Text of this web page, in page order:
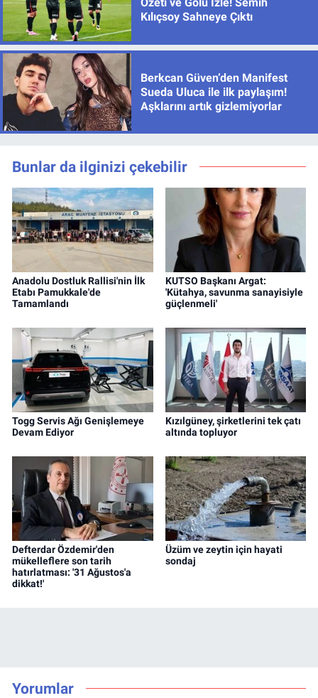
Kılıçsoy Sahneye Çıktı
Berkcan Güven’den Manifest
Sueda Uluca ile ilk paylaşım!
Aşklarını artık gizlemiyorlar
Bunlar da ilginizi çekebilir
Anadolu Dostluk Rallisi'nin İlk
Etabı Pamukkale'de
Tamamlandı
KUTSO Başkanı Argat:
'Kütahya, savunma sanayisiyle
güçlenmeli'
Togg Servis Ağı Genişlemeye
Devam Ediyor
Kızılgüney, şirketlerini tek çatı
altında topluyor
Defterdar Özdemir'den
mükelleflere son tarih
hatırlatması: '31 Ağustos'a
dikkat!'
Üzüm ve zeytin için hayati
sondaj
Yorumlar